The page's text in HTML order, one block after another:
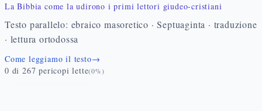
La Bibbia come la udirono i primi lettori giudeo-cristiani
Testo parallelo: ebraico masoretico · Septuaginta · traduzione
· lettura ortodossa
Come leggiamo il testo→
0 di 267 pericopi lette(0%)